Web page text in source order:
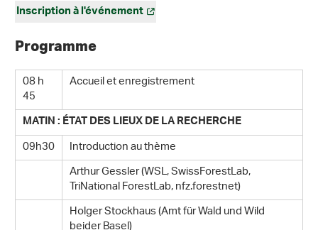
Inscription à l'événement
Programme
08 h
45
Accueil et enregistrement
MATIN : ÉTAT DES LIEUX DE LA RECHERCHE
09h30
Introduction au thème
Arthur Gessler (WSL, SwissForestLab,
TriNational ForestLab, nfz.forestnet)
Holger Stockhaus (Amt für Wald und Wild